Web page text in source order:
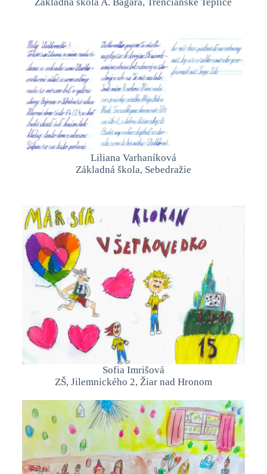
Liliana Varhaníková
Základná škola, Sebedražie
Sofia Imrišová
ZŠ, Jilemnického 2, Žiar nad Hronom